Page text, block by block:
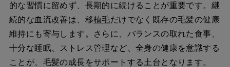
的な習慣に留めず、長期的に続けることが重要です。継
続的な血流改善は、移植毛だけでなく既存の毛髪の健康
維持にも寄与します。さらに、バランスの取れた食事、
十分な睡眠、ストレス管理など、全身の健康を意識する
ことが、毛髪の成長をサポートする土台となります。